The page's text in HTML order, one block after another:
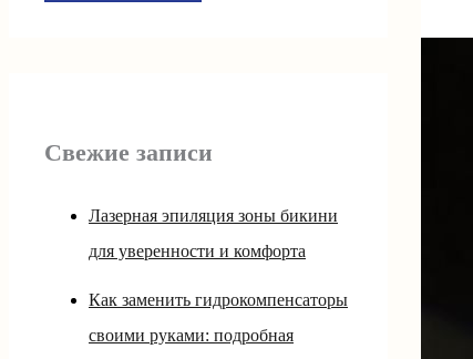
Свежие записи
Лазерная эпиляция зоны бикини
для уверенности и комфорта
Как заменить гидрокомпенсаторы
своими руками: подробная